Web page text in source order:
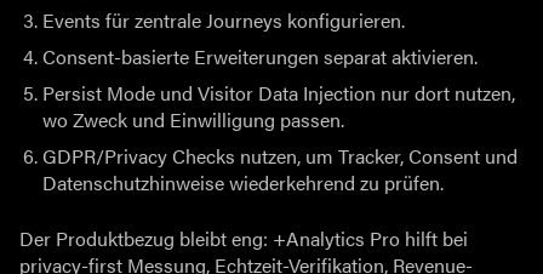
Events für zentrale Journeys konfigurieren.
Consent-basierte Erweiterungen separat aktivieren.
Persist Mode und Visitor Data Injection nur dort nutzen,
wo Zweck und Einwilligung passen.
GDPR/Privacy Checks nutzen, um Tracker, Consent und
Datenschutzhinweise wiederkehrend zu prüfen.
Der Produktbezug bleibt eng: +Analytics Pro hilft bei
privacy-first Messung, Echtzeit-Verifikation, Revenue-